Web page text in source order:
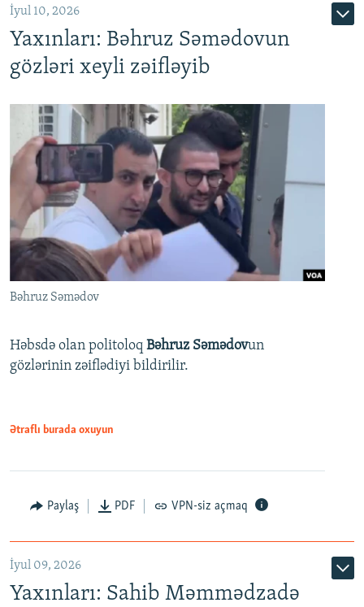
İyul 10, 2026
Yaxınları: Bəhruz Səmədovun
gözləri xeyli zəifləyib
Bəhruz Səmədov
Həbsdə olan politoloq Bəhruz Səmədovun
gözlərinin zəiflədiyi bildirilir.
Ətraflı burada oxuyun
Paylaş PDF VPN-siz açmaq
İyul 09, 2026
Yaxınları: Sahib Məmmədzadə